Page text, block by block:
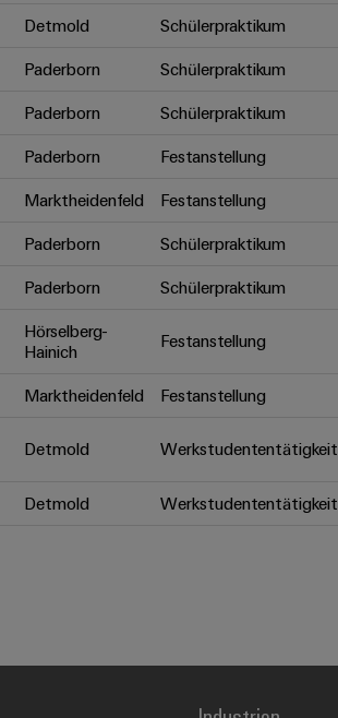
Detmold Schülerpraktikum
Paderborn Schülerpraktikum
Paderborn Schülerpraktikum
Paderborn Festanstellung
Marktheidenfeld Festanstellung
Paderborn Schülerpraktikum
Paderborn Schülerpraktikum
Hörselberg-
Hainich
Festanstellung
Marktheidenfeld Festanstellung
Detmold Werkstudententätigkeit
Detmold Werkstudententätigkeit